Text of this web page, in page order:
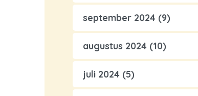
september 2024 (9)
augustus 2024 (10)
juli 2024 (5)